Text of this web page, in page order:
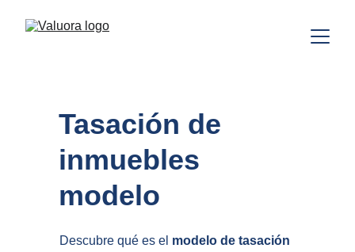
Tasación de
inmuebles
modelo
Descubre qué es el modelo de tasación